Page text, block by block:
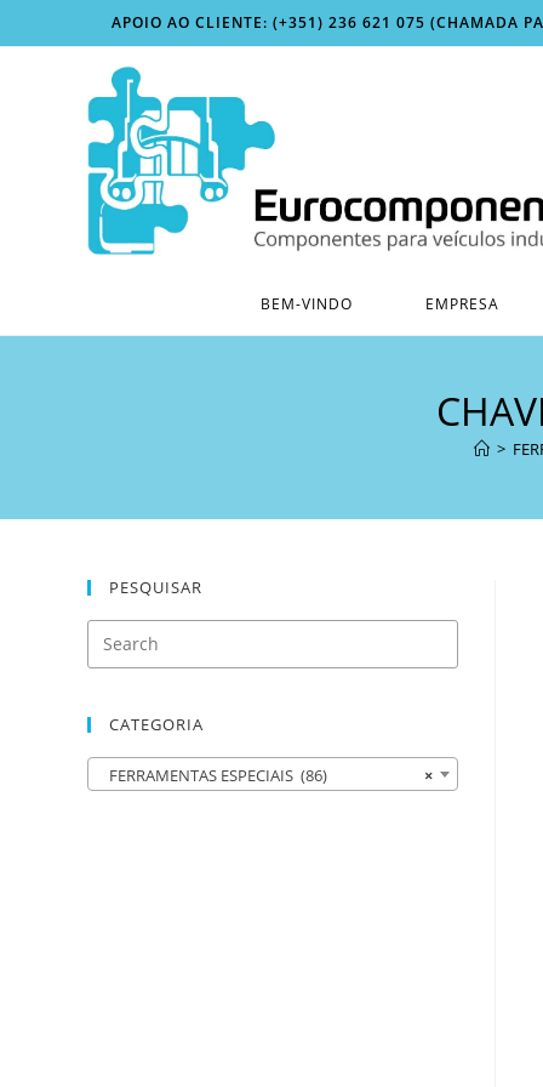
to
APOIO AO CLIENTE: (+351) 236 621 075 (CHAMADA
BEM-VINDO EMPRESA
>
PESQUISAR
CATEGORIA
×
FERRAMENTAS ESPECIAIS (86)